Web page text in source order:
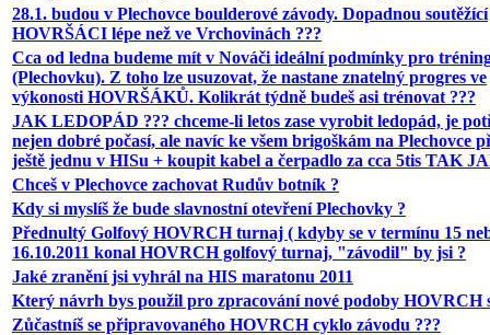
28.1. budou v Plechovce boulderové závody. Dopadnou soutěžící
HOVRŠÁCI lépe než ve Vrchovinách ???
Cca od ledna budeme mít v Nováči ideální podmínky pro
(Plechovku). Z toho lze usuzovat, že nastane znatelný progres ve
výkonosti HOVRŠÁKŮ. Kolikrát týdně budeš asi trénovat ???
JAK LEDOPÁD ??? chceme-li letos zase vyrobit ledopád, je
nejen dobré počasí, ale navíc ke všem brigoškám na Plechovce
ještě jednu v HISu + koupit kabel a čerpadlo za cca 5tis TAK
Chceš v Plechovce zachovat Rudův botník ?
Kdy si myslíš že bude slavnostní otevření Plechovky ?
Přednultý Golfový HOVRCH turnaj ( kdyby se v termínu 15
16.10.2011 konal HOVRCH golfový turnaj, "závodil" by jsi ?
Jaké zranění jsi vyhrál na HIS maratonu 2011
Který návrh bys použil pro zpracování nové podoby HOVRCH
Zůčastníš se připravovaného HOVRCH cyklo závodu ???